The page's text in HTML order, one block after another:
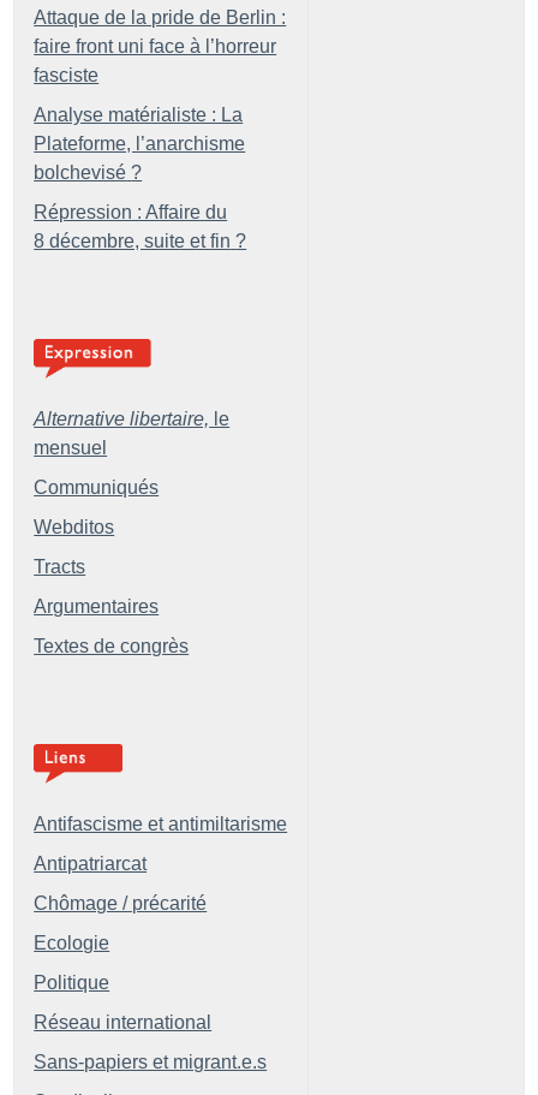
Attaque de la pride de Berlin :
faire front uni face à l’horreur
fasciste
Analyse matérialiste : La
Plateforme, l’anarchisme
bolchevisé ?
Répression : Affaire du
8 décembre, suite et fin ?
Alternative libertaire, le
mensuel
Communiqués
Webditos
Tracts
Argumentaires
Textes de congrès
Antifascisme et antimiltarisme
Antipatriarcat
Chômage / précarité
Ecologie
Politique
Réseau international
Sans-papiers et migrant.e.s